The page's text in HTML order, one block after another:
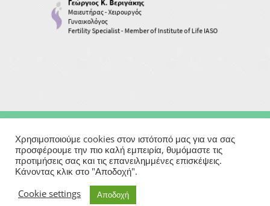
Copyright © 2026Georgios Verigakis| All Rights Reserved
Powered By
Μαιευτήρας | Γυναικολόγος | Χειρουργός | Εξωσωματική
Χρησιμοποιούμε cookies στον ιστότοπό μας για να σας
προσφέρουμε την πιο καλή εμπειρία, θυμόμαστε τις
προτιμήσεις σας και τις επανειλημμένες επισκέψεις.
Κάνοντας κλικ στο "Αποδοχή".
Cookie settings
Αποδοχή